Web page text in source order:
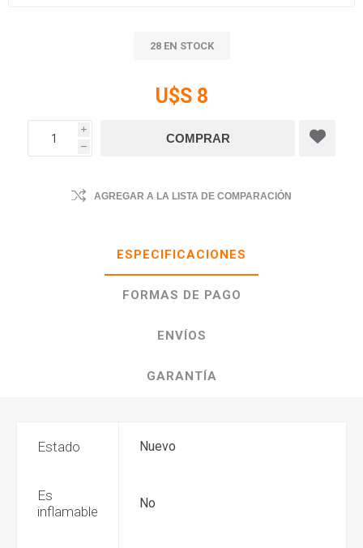
28 EN STOCK
U$S 8
i
h
AGREGAR A LA LISTA DE COMPARACIÓN
ESPECIFICACIONES
FORMAS DE PAGO
ENVÍOS
GARANTÍA
Estado Nuevo
Es
inflamable
No